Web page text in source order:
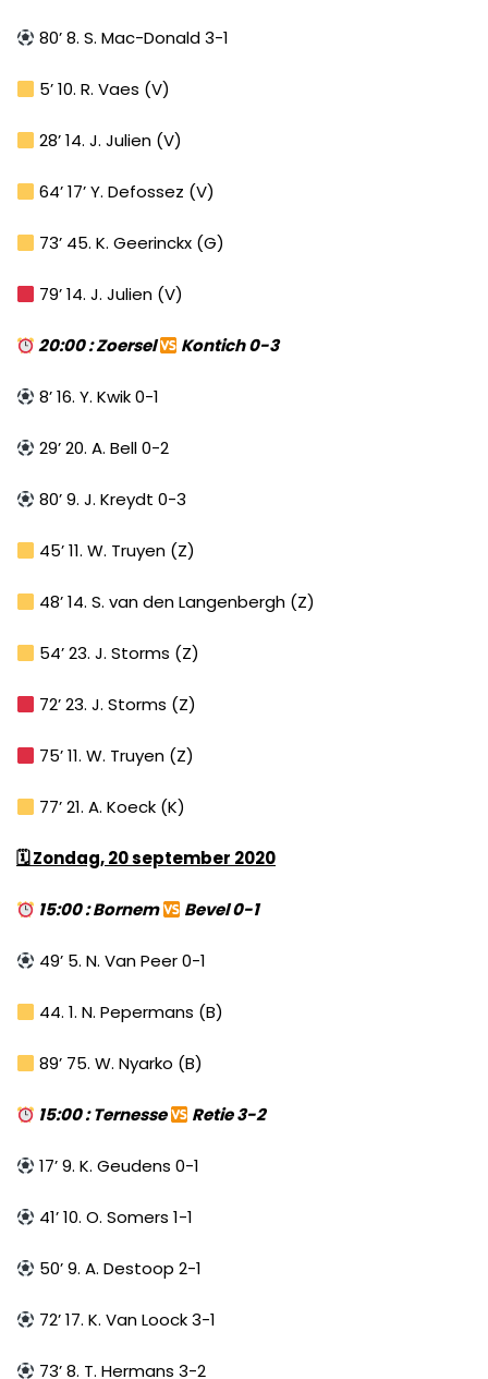
80’ 8. S. Mac-Donald 3-1
5’ 10. R. Vaes (V)
28’ 14. J. Julien (V)
64’ 17’ Y. Defossez (V)
73’ 45. K. Geerinckx (G)
79’ 14. J. Julien (V)
20:00 : Zoersel Kontich 0-3
8’ 16. Y. Kwik 0-1
29’ 20. A. Bell 0-2
80’ 9. J. Kreydt 0-3
45’ 11. W. Truyen (Z)
48’ 14. S. van den Langenbergh (Z)
54’ 23. J. Storms (Z)
72’ 23. J. Storms (Z)
75’ 11. W. Truyen (Z)
77’ 21. A. Koeck (K)
🗓Zondag, 20 september 2020
15:00 : Bornem Bevel 0-1
49’ 5. N. Van Peer 0-1
44. 1. N. Pepermans (B)
89’ 75. W. Nyarko (B)
15:00 : Ternesse Retie 3-2
17’ 9. K. Geudens 0-1
41’ 10. O. Somers 1-1
50’ 9. A. Destoop 2-1
72’ 17. K. Van Loock 3-1
73’ 8. T. Hermans 3-2